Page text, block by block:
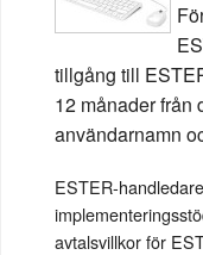
tillgång till
12 månader från
användarnamn
ESTER-
avtalsvillkor för